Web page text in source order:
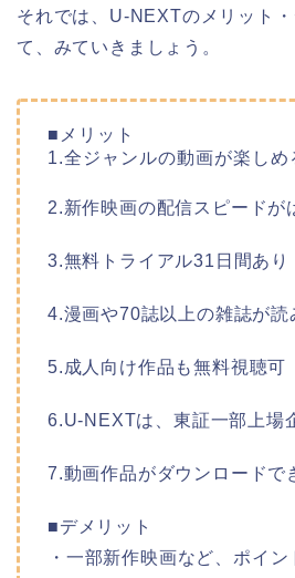
それでは、U-NEXTのメリット
て、みていきましょう。
■メリット
1.全ジャンルの動画が楽しめ
2.新作映画の配信スピードが
3.無料トライアル31日間あり
4.漫画や70誌以上の雑誌が読
5.成人向け作品も無料視聴可
6.U-NEXTは、東証一部上場
7.動画作品がダウンロードで
■デメリット
・一部新作映画など、ポイン